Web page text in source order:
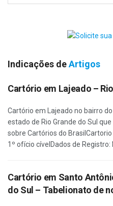
Indicações deArtigos
Cartório em Lajeado –
Cartório em Lajeado no bairro
estado de Rio Grande do Sul
sobre Cartórios do
1º ofício cívelDados de Registro:
Cartório em Santo
do Sul – Tabelionato de